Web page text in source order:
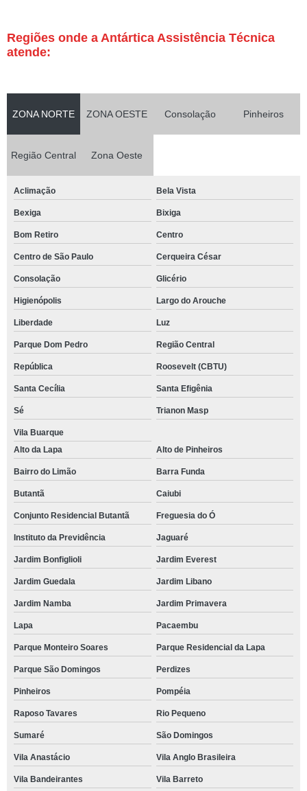
Regiões onde a Antártica Assistência Técnica
atende:
ZONA NORTE ZONA OESTE Consolação Pinheiros
Região Central Zona Oeste
Aclimação Bela Vista
Bexiga Bixiga
Bom Retiro Centro
Centro de São Paulo Cerqueira César
Consolação Glicério
Higienópolis Largo do Arouche
Liberdade Luz
Parque Dom Pedro Região Central
República Roosevelt (CBTU)
Santa Cecília Santa Efigênia
Sé Trianon Masp
Vila Buarque
Alto da Lapa
Alto de Pinheiros
Bairro do Limão Barra Funda
Butantã Caiubi
Conjunto Residencial Butantã Freguesia do Ó
Instituto da Previdência Jaguaré
Jardim Bonfiglioli Jardim Everest
Jardim Guedala Jardim Libano
Jardim Namba Jardim Primavera
Lapa Pacaembu
Parque Monteiro Soares Parque Residencial da Lapa
Parque São Domingos Perdizes
Pinheiros Pompéia
Raposo Tavares Rio Pequeno
Sumaré São Domingos
Vila Anastácio Vila Anglo Brasileira
Vila Bandeirantes Vila Barreto